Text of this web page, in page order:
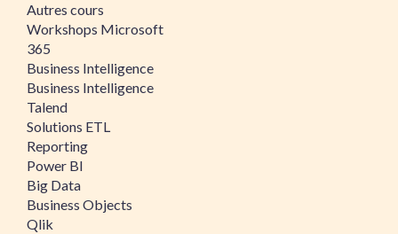
Autres cours
Workshops Microsoft
365
Business Intelligence
Business Intelligence
Talend
Solutions ETL
Reporting
Power BI
Big Data
Business Objects
Qlik